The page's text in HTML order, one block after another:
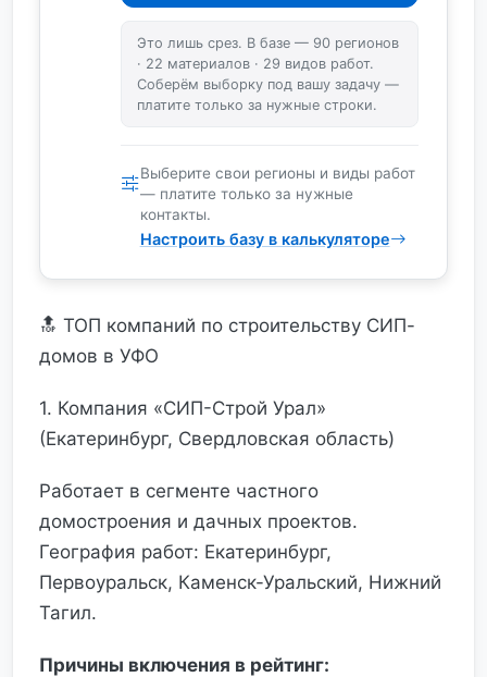
Это лишь срез. В базе — 90 регионов
· 22 материалов · 29 видов работ.
Соберём выборку под вашу задачу —
платите только за нужные строки.
Выберите свои регионы и виды работ
— платите только за нужные
контакты.
Настроить базу в калькуляторе
🔝 ТОП компаний по строительству СИП-
домов в УФО
1. Компания «СИП-Строй Урал»
(Екатеринбург, Свердловская область)
Работает в сегменте частного
домостроения и дачных проектов.
География работ: Екатеринбург,
Первоуральск, Каменск-Уральский, Нижний
Тагил.
Причины включения в рейтинг: